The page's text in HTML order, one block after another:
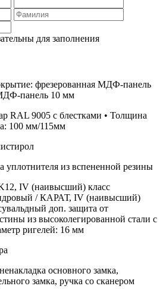
для заполнения
фрезерованная МДФ-панель
панель 10 мм
RAL 9005 с блестками • Толщина
100 мм/115мм
уплотнителя из вспененной резины
IV (наивысший) класс
/ КАРАТ, IV (наивысший)
доп. защита от
из высоколегированной стали с
ригелей: 16 мм
основного замка,
замка, ручка со сканером